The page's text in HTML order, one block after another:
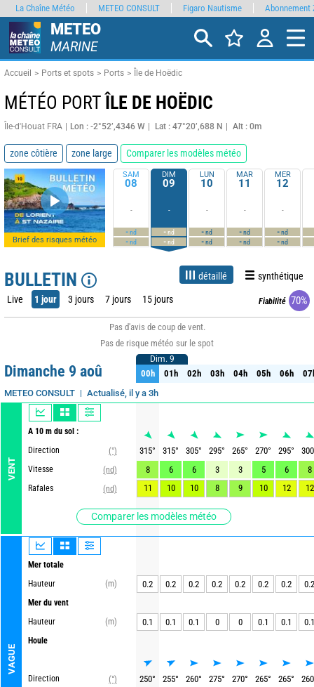
METEO
MARINE
Accueil Ports et spots Ports Île de Hoëdic
MÉTÉO PORT ÎLE DE HOËDIC
Île-d'Houat FRA Lon : -2°52’,4346 W Lat : 47°20’,688 N Alt : 0m
zone côtière zone large Comparer les modèles météo
Brief des risques météo
SAM
08
-
-nd
-nd
DIM
09
-
-nd
-nd
LUN
10
-
-nd
-nd
MAR
11
-
-nd
-nd
MER
12
-
-nd
-nd
BULLETIN détaillé synthétique
Live 1 jour 3 jours 7 jours 15 jours Fiabilité 70%
Pas d'avis de coup de vent.
Pas de risque météo sur le spot
Dimanche 9 aoû
METEO CONSULT Actualisé, il y a 3h
VENT
A 10 m du sol :
Direction
(°)
Vitesse
(nd)
Rafales
(nd)
Comparer les modèles météo
VAGUE
Mer totale
Hauteur
(m)
Mer du vent
Hauteur
(m)
Houle
Direction
(°)
Dim. 9
00h 01h 02h 03h 04h 05h 06h
Dim. 9
00h 01h 02h 03h 04h 05h 06h
315° 315° 305° 295° 265° 270° 295°
300
8
6 6 3 3 5 6
8
11
10 10 8 9 10 12 12
0.2 0.2 0.2 0.2 0.2 0.2 0.2 0.2
0.1 0.1 0.1 0 0 0.1 0.1 0.1
250° 255° 260° 275° 270° 265° 265°
260
La Chaîne Météo METEO CONSULT Figaro Nautisme Abonnement